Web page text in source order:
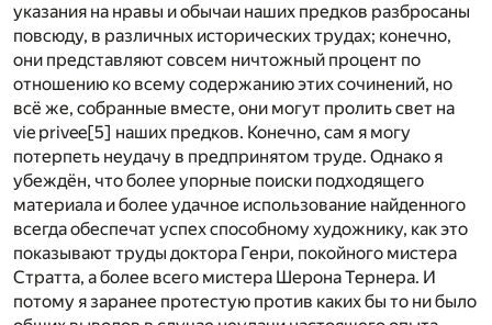
указания на нравы и обычаи наших предков разбросаны
повсюду, в различных исторических трудах; конечно,
они представляют совсем ничтожный процент по
отношению ко всему содержанию этих сочинений, но
всё же, собранные вместе, они могут пролить свет на
vie privee[5] наших предков. Конечно, сам я могу
потерпеть неудачу в предпринятом труде. Однако я
убеждён, что более упорные поиски подходящего
материала и более удачное использование найденного
всегда обеспечат успех способному художнику, как это
показывают труды доктора Генри, покойного мистера
Стратта, а более всего мистера Шерона Тернера. И
потому я заранее протестую против каких бы то ни было